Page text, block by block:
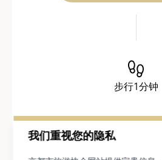
我们重视您的隐私
步行1分钟